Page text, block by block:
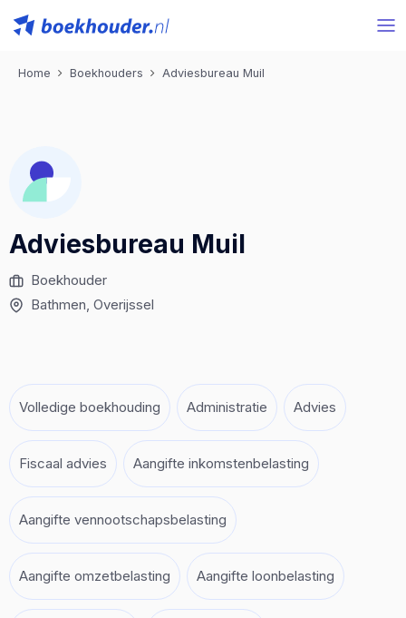
Home Boekhouders Adviesbureau Muil
Adviesbureau Muil
Boekhouder
Bathmen, Overijssel
Volledige boekhouding Administratie Advies
Fiscaal advies Aangifte inkomstenbelasting
Aangifte vennootschapsbelasting
Aangifte omzetbelasting Aangifte loonbelasting